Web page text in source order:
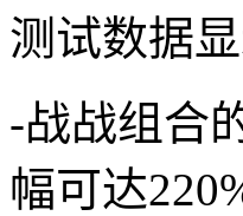
测试数据显
-战战组合
幅可达